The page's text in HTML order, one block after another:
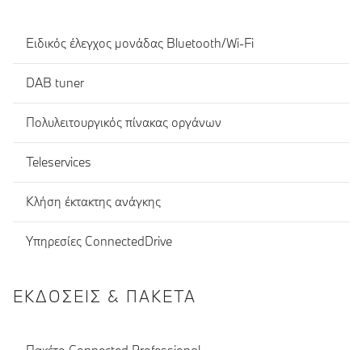
Ειδικός έλεγχος μονάδας Bluetooth/Wi-Fi
DAB tuner
Πολυλειτουργικός πίνακας οργάνων
Teleservices
Κλήση έκτακτης ανάγκης
Υπηρεσίες ConnectedDrive
ΕΚΔΌΣΕΙΣ & ΠΑΚΈΤΑ